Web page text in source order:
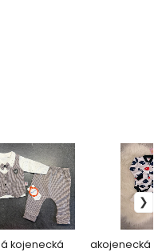
kojenecká
akojenecká